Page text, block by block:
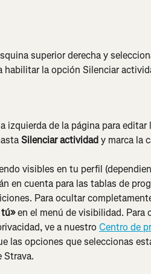
superior derecha y
habilitar la opción Silenciar
izquierda de la página para editar
Silenciar actividad y marca la
visibles en tu perfil
en cuenta para las tablas de
Para ocultar
en el menú de visibilidad. Para
ve a nuestro Centro de
las opciones que seleccionas
Strava.